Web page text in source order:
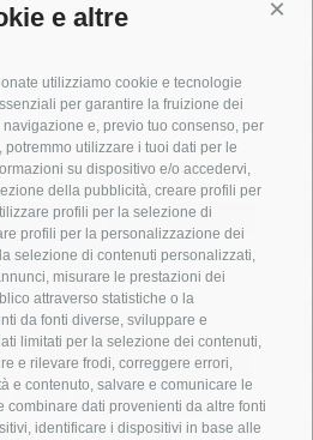
e altre
utilizziamo cookie e tecnologie
per garantire la fruizione dei
e, previo tuo consenso, per
utilizzare i tuoi dati per le
su dispositivo e/o accedervi,
della pubblicità, creare profili per
profili per la selezione di
profili per la personalizzazione dei
selezione di contenuti personalizzati,
misurare le prestazioni dei
attraverso statistiche o la
da fonti diverse, sviluppare e
limitati per la selezione dei contenuti,
e rilevare frodi, correggere errori,
e contenuto, salvare e comunicare le
combinare dati provenienti da altre fonti
identificare i dispositivi in base alle
campanella
arresto
di porto capri
carabinieri
circumvesuviana
contagi
19 eav
elezioni
guardia costiera
incidente
mare
massa lubrense
napoli ordinanza